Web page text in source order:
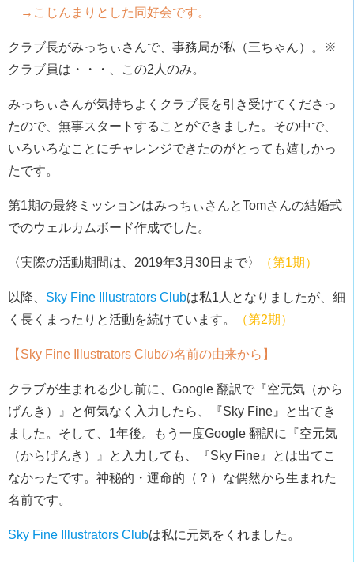
→こじんまりとした同好会です。
クラブ長がみっちぃさんで、事務局が私（三ちゃん）。※
クラブ員は・・・、この2人のみ。
みっちぃさんが気持ちよくクラブ長を引き受けてくださっ
たので、無事スタートすることができました。その中で、
いろいろなことにチャレンジできたのがとっても嬉しかっ
たです。
第1期の最終ミッションはみっちぃさんとTomさんの結婚式
でのウェルカムボード作成でした。
〈実際の活動期間は、2019年3月30日まで〉 （第1期）
以降、 Sky Fine Illustrators Clubは私1人となりましたが、細
く長くまったりと活動を続けています。
（第2期）
【Sky Fine Illustrators Clubの名前の由来から】
クラブが生まれる少し前に、Google 翻訳で『空元気（から
げんき）』と何気なく入力したら、『Sky Fine』と出てき
ました。そして、1年後。もう一度Google 翻訳に『空元気
（からげんき）』と入力しても、『Sky Fine』とは出てこ
なかったです。神秘的・運命的（？）な偶然から生まれた
名前です。
Sky Fine Illustrators Clubは私に元気をくれました。